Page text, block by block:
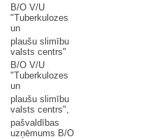
B/O V/U
"Tuberkulozes
un
plaušu slimību
valsts centrs"
B/O V/U
"Tuberkulozes
un
plaušu slimību
valsts centrs",
pašvaldības
uzņēmums B/O